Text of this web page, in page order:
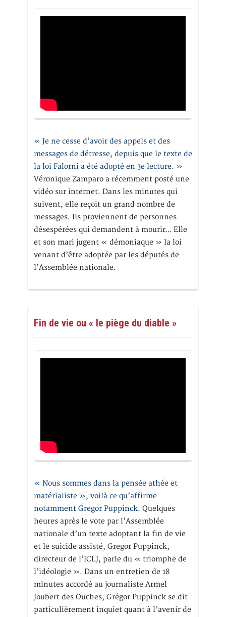
« Je ne cesse d’avoir des appels et des
messages de détresse, depuis que le texte de
la loi Falorni a été adopté en 3e lecture. »
Véronique Zamparo a récemment posté une
vidéo sur internet. Dans les minutes qui
suivent, elle reçoit un grand nombre de
messages. Ils proviennent de personnes
désespérées qui demandent à mourir… Elle
et son mari jugent « démoniaque » la loi
venant d’être adoptée par les députés de
l’Assemblée nationale.
Fin de vie ou « le piège du diable »
« Nous sommes dans la pensée athée et
matérialiste », voilà ce qu’affirme
notamment Gregor Puppinck. Quelques
heures après le vote par l’Assemblée
nationale d’un texte adoptant la fin de vie
et le suicide assisté, Gregor Puppinck,
directeur de l’ICLJ, parle du « triomphe de
l’idéologie ». Dans un entretien de 18
minutes accordé au journaliste Armel
Joubert des Ouches, Grégor Puppinck se dit
particulièrement inquiet quant à l’avenir de